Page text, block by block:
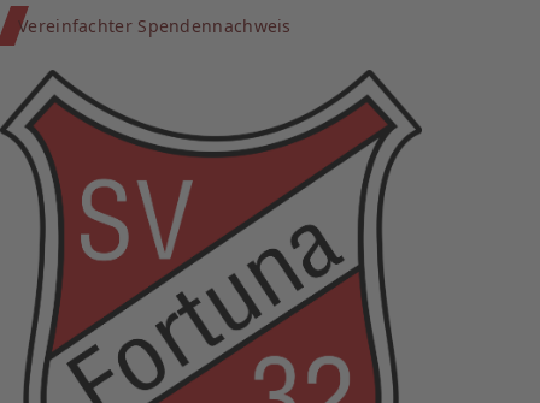
Vereinfachter Spendennachweis